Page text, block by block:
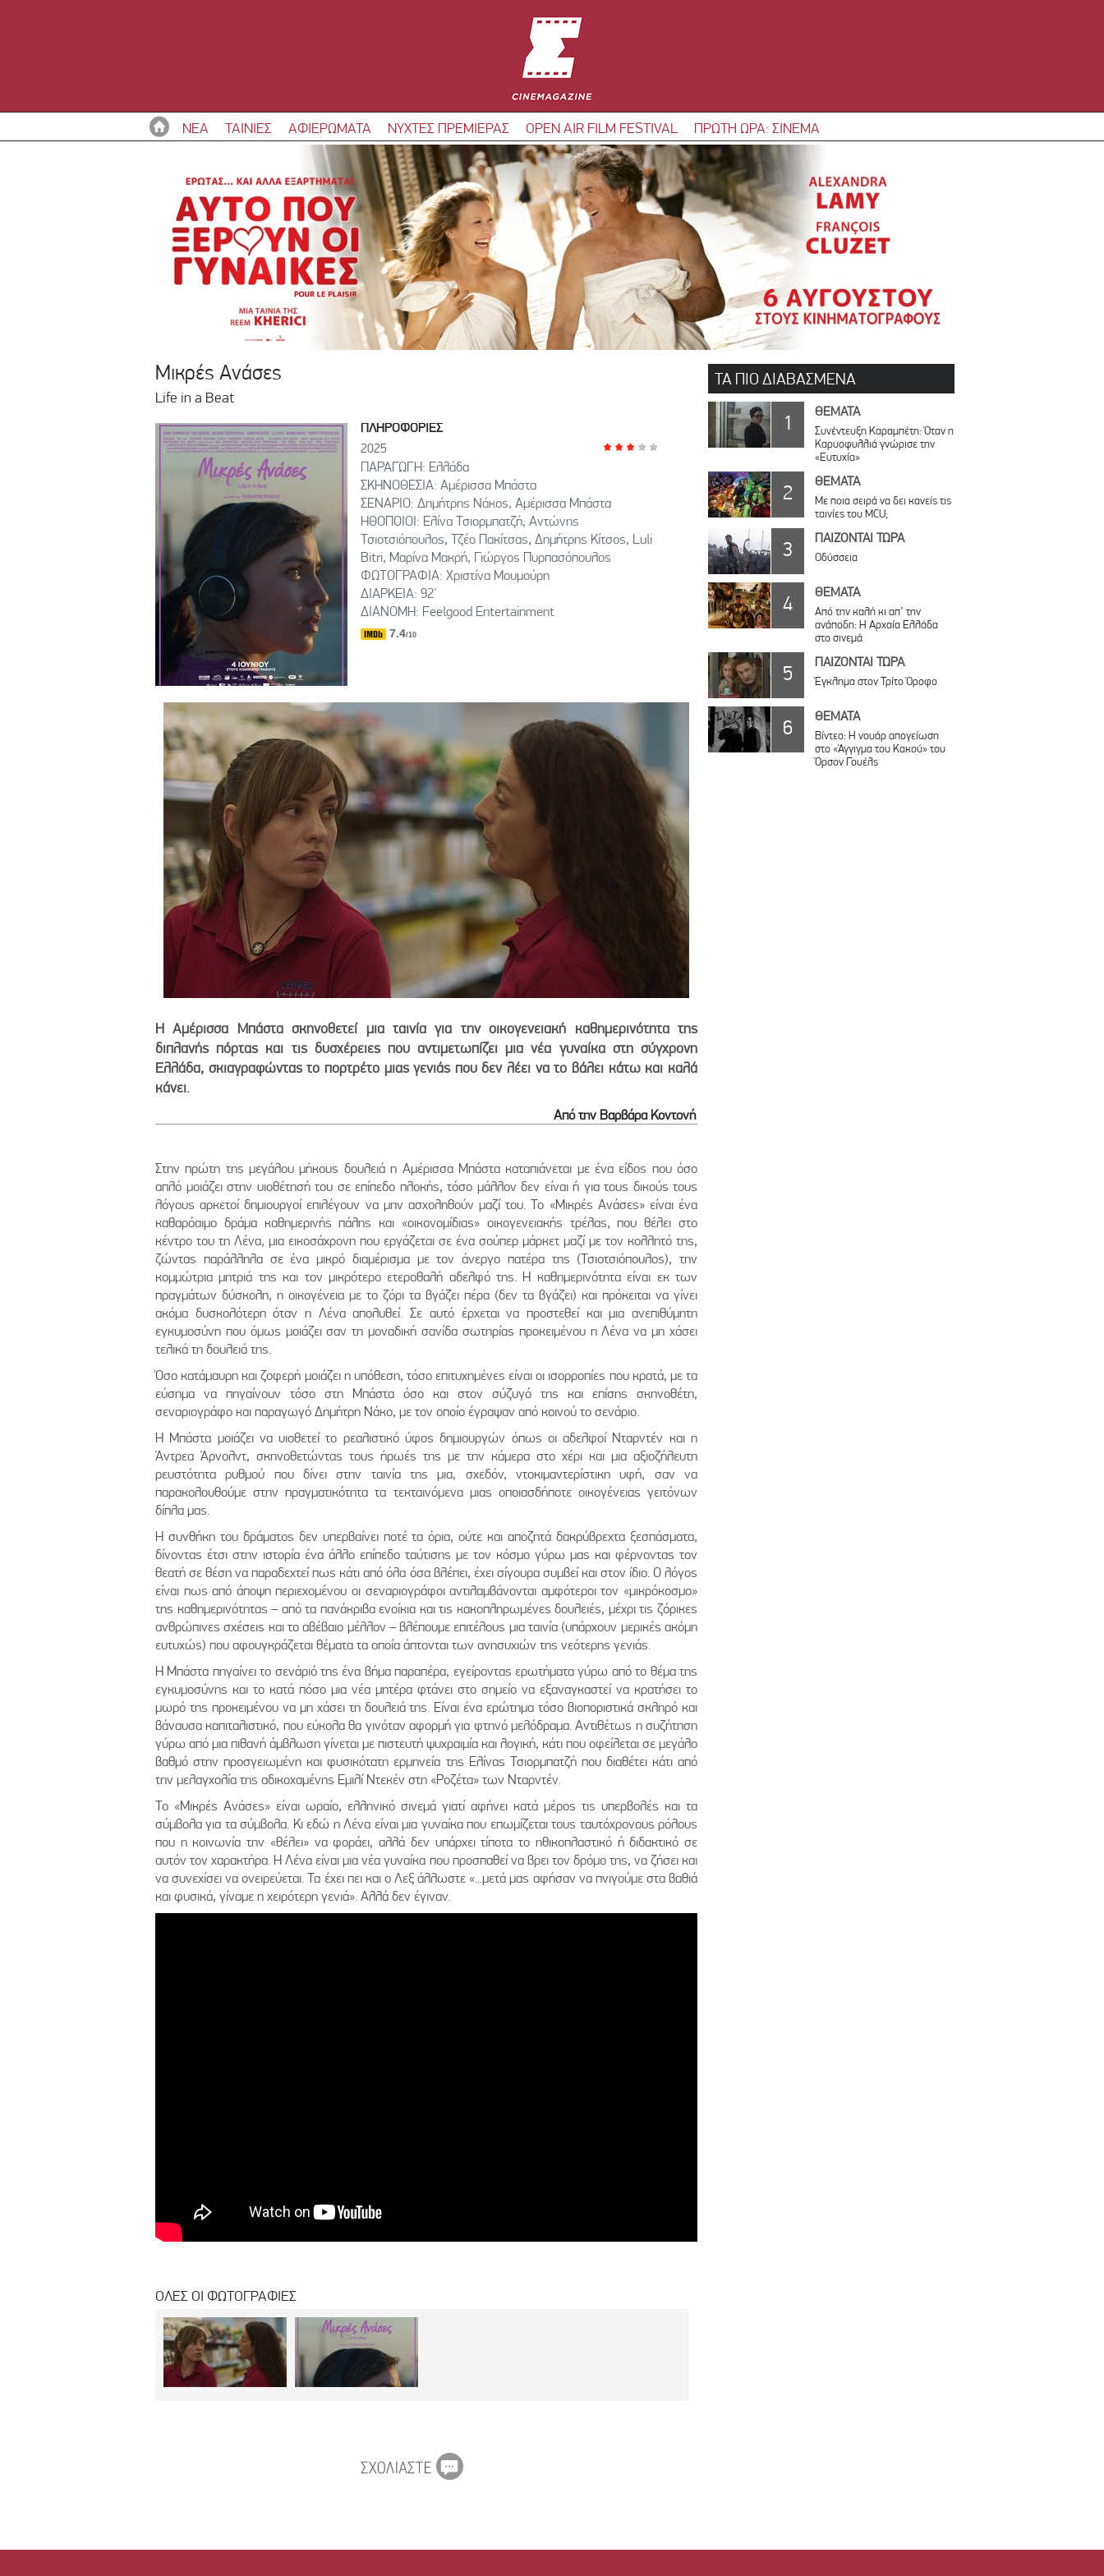
ΝΕΑ ΤΑΙΝΙΕΣ ΑΦΙΕΡΩΜΑΤΑ ΝΥΧΤΕΣ ΠΡΕΜΙΕΡΑΣ OPEN AIR FILM FESTIVAL ΠΡΩΤΗ ΩΡΑ: ΣΙΝΕΜΑ
Μικρές Ανάσες
Life in a Beat
ΠΛΗΡΟΦΟΡΙΕΣ
2025
ΠΑΡΑΓΩΓΗ: Ελλάδα
ΣΚΗΝΟΘΕΣΙΑ: Αμέρισσα Μπάστα
ΣΕΝΑΡΙΟ: Δημήτρης Νάκος, Αμέρισσα Μπάστα
ΗΘΟΠΟΙΟΙ: Ελίνα Τσιορμπατζή, Αντώνης
Τσιοτσιόπουλος, Τζέο Πακίτσας, Δημήτρης Κίτσος, Luli
Bitri, Μαρίνα Μακρή, Γιώργος Πυρπασόπουλος
ΦΩΤΟΓΡΑΦΙΑ: Χριστίνα Μουμούρη
ΔΙΑΡΚΕΙΑ: 92'
ΔΙΑΝΟΜΗ: Feelgood Entertainment
7.4/10
Η Αμέρισσα Μπάστα σκηνοθετεί μια ταινία για την οικογενειακή καθημερινότητα της
διπλανής πόρτας και τις δυσχέρειες που αντιμετωπίζει μια νέα γυναίκα στη σύγχρονη
Ελλάδα, σκιαγραφώντας το πορτρέτο μιας γενιάς που δεν λέει να το βάλει κάτω και καλά
κάνει.
Από την Βαρβάρα Κοντονή
Στην πρώτη της μεγάλου μήκους δουλειά η Αμέρισσα Μπάστα καταπιάνεται με ένα είδος που όσο
απλό μοιάζει στην υιοθέτησή του σε επίπεδο πλοκής, τόσο μάλλον δεν είναι ή για τους δικούς τους
λόγους αρκετοί δημιουργοί επιλέγουν να μην ασχοληθούν μαζί του. Το «Μικρές Ανάσες» είναι ένα
καθαρόαιμο δράμα καθημερινής πάλης και «οικονομίδιας» οικογενειακής τρέλας, που θέλει στο
κέντρο του τη Λένα, μια εικοσάχρονη που εργάζεται σε ένα σούπερ μάρκετ μαζί με τον κολλητό της,
ζώντας παράλληλα σε ένα μικρό διαμέρισμα με τον άνεργο πατέρα της (Τσιοτσιόπουλος), την
κομμώτρια μητριά της και τον μικρότερο ετεροθαλή αδελφό της. Η καθημερινότητα είναι εκ των
πραγμάτων δύσκολη, η οικογένεια με το ζόρι τα βγάζει πέρα (δεν τα βγάζει) και πρόκειται να γίνει
ακόμα δυσκολότερη όταν η Λένα απολυθεί. Σε αυτό έρχεται να προστεθεί και μια ανεπιθύμητη
εγκυμοσύνη που όμως μοιάζει σαν τη μοναδική σανίδα σωτηρίας προκειμένου η Λένα να μη χάσει
τελικά τη δουλειά της.
Όσο κατάμαυρη και ζοφερή μοιάζει η υπόθεση, τόσο επιτυχημένες είναι οι ισορροπίες που κρατά, με τα
εύσημα να πηγαίνουν τόσο στη Μπάστα όσο και στον σύζυγό της και επίσης σκηνοθέτη,
σεναριογράφο και παραγωγό Δημήτρη Νάκο, με τον οποίο έγραψαν από κοινού το σενάριο.
Η Μπάστα μοιάζει να υιοθετεί το ρεαλιστικό ύφος δημιουργών όπως οι αδελφοί Νταρντέν και η
Άντρεα Άρνολντ, σκηνοθετώντας τους ήρωές της με την κάμερα στο χέρι και μια αξιοζήλευτη
ρευστότητα ρυθμού που δίνει στην ταινία της μια, σχεδόν, ντοκιμαντερίστικη υφή, σαν να
παρακολουθούμε στην πραγματικότητα τα τεκταινόμενα μιας οποιασδήποτε οικογένειας γειτόνων
δίπλα μας.
Η συνθήκη του δράματος δεν υπερβαίνει ποτέ τα όρια, ούτε και αποζητά δακρύβρεχτα ξεσπάσματα,
δίνοντας έτσι στην ιστορία ένα άλλο επίπεδο ταύτισης με τον κόσμο γύρω μας και φέρνοντας τον
θεατή σε θέση να παραδεχτεί πως κάτι από όλα όσα βλέπει, έχει σίγουρα συμβεί και στον ίδιο. Ο λόγος
είναι πως από άποψη περιεχομένου οι σεναριογράφοι αντιλαμβάνονται αμφότεροι τον «μικρόκοσμο»
της καθημερινότητας – από τα πανάκριβα ενοίκια και τις κακοπληρωμένες δουλειές, μέχρι τις ζόρικες
ανθρώπινες σχέσεις και το αβέβαιο μέλλον – βλέπουμε επιτέλους μια ταινία (υπάρχουν μερικές ακόμη
ευτυχώς) που αφουγκράζεται θέματα τα οποία άπτονται των ανησυχιών της νεότερης γενιάς.
Η Μπάστα πηγαίνει το σενάριό της ένα βήμα παραπέρα, εγείροντας ερωτήματα γύρω από το θέμα της
εγκυμοσύνης και το κατά πόσο μια νέα μητέρα φτάνει στο σημείο να εξαναγκαστεί να κρατήσει το
μωρό της προκειμένου να μη χάσει τη δουλειά της. Είναι ένα ερώτημα τόσο βιοποριστικά σκληρό και
βάναυσα καπιταλιστικό, που εύκολα θα γινόταν αφορμή για φτηνό μελόδραμα. Αντιθέτως η συζήτηση
γύρω από μια πιθανή άμβλωση γίνεται με πιστευτή ψυχραιμία και λογική, κάτι που οφείλεται σε μεγάλο
βαθμό στην προσγειωμένη και φυσικότατη ερμηνεία της Ελίνας Τσιορμπατζή που διαθέτει κάτι από
την μελαγχολία της αδικοχαμένης Εμιλί Ντεκέν στη «Ροζέτα» των Νταρντέν.
Το «Μικρές Ανάσες» είναι ωραίο, ελληνικό σινεμά γιατί αφήνει κατά μέρος τις υπερβολές και τα
σύμβολα για τα σύμβολα. Κι εδώ η Λένα είναι μια γυναίκα που επωμίζεται τους ταυτόχρονους ρόλους
που η κοινωνία την «θέλει» να φοράει, αλλά δεν υπάρχει τίποτα το ηθικοπλαστικό ή διδακτικό σε
αυτόν τον χαρακτήρα. Η Λένα είναι μια νέα γυναίκα που προσπαθεί να βρει τον δρόμο της, να ζήσει και
να συνεχίσει να ονειρεύεται. Τα έχει πει και ο Λεξ άλλωστε «...μετά μας αφήσαν να πνιγούμε στα βαθιά
και φυσικά, γίναμε η χειρότερη γενιά». Αλλά δεν έγιναν.
ΟΛΕΣ ΟΙ ΦΩΤΟΓΡΑΦΙΕΣ
ΤΑ ΠΙΟ ΔΙΑΒΑΣΜΕΝΑ
1 ΘΕΜΑΤΑ
Συνέντευξη Καραμπέτη: Όταν η
Καρυοφυλλιά γνώρισε την
«Ευτυχία»
2 ΘΕΜΑΤΑ
Με ποια σειρά να δει κανείς τις
ταινίες του MCU;
3 ΠΑΙΖΟΝΤΑΙ ΤΩΡΑ
Οδύσσεια
4 ΘΕΜΑΤΑ
Από την καλή κι απ’ την
ανάποδη: Η Αρχαία Ελλάδα
στο σινεμά
5 ΠΑΙΖΟΝΤΑΙ ΤΩΡΑ
Έγκλημα στον Τρίτο Όροφο
6 ΘΕΜΑΤΑ
Βίντεο: Η νουάρ απογείωση
στο «Άγγιγμα του Κακού» του
Όρσον Γουέλς